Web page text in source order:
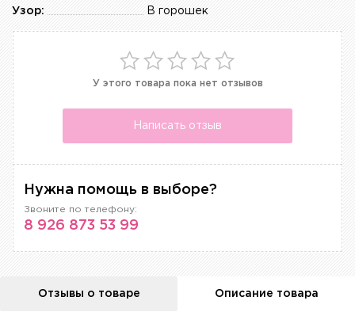
В горошек
Узор:
У этого товара пока нет отзывов
Написать отзыв
Нужна помощь в выборе?
Звоните по телефону:
8 926 873 53 99
Отзывы о товаре Описание товара